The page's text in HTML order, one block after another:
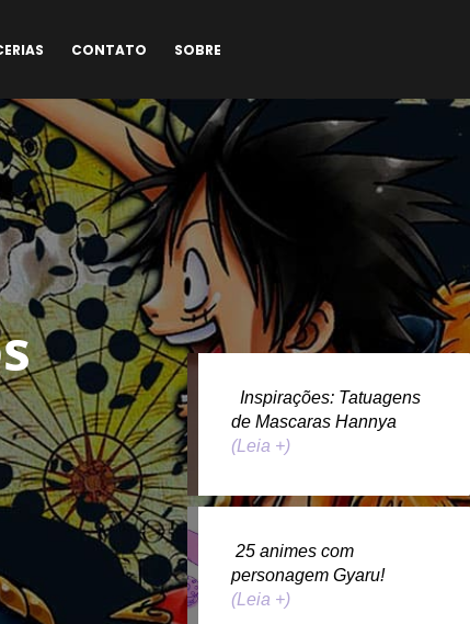
CONTATO SOBRE
Inspirações: Tatuagens
de Mascaras Hannya
(Leia +)
25 animes com
personagem Gyaru!
(Leia +)